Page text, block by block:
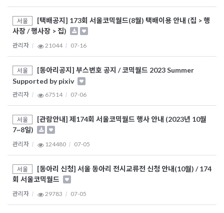
서울
[택배공지] 173회 서울코믹월드(8월) 택배이용 안내 (집 > 행
사장 / 행사장 > 집)
관리자 21044 07-16
서울
[동아리공지] 부스번호 공지 / 코믹월드 2023 Summer
Supported by pixiv
관리자 67514 07-06
서울
[관람안내] 제174회 서울코믹월드 행사 안내 (2023년 10월
7~8일)
관리자 124480 07-05
서울
[동아리 신청] 서울 동아리 전시교류전 신청 안내(10월) / 174
회 서울코믹월드
관리자 29783 07-05